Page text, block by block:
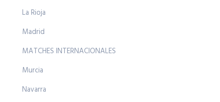
La Rioja
Madrid
MATCHES INTERNACIONALES
Murcia
Navarra